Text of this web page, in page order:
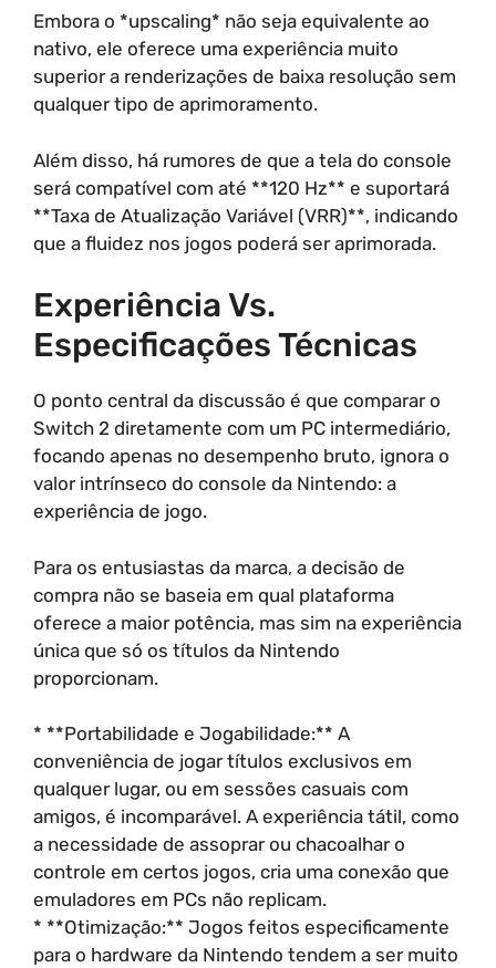
Embora o *upscaling* não seja equivalente ao
nativo, ele oferece uma experiência muito
superior a renderizações de baixa resolução sem
qualquer tipo de aprimoramento.
Além disso, há rumores de que a tela do console
será compatível com até **120 Hz** e suportará
**Taxa de Atualização Variável (VRR)**, indicando
que a fluidez nos jogos poderá ser aprimorada.
Experiência Vs.
Especificações Técnicas
O ponto central da discussão é que comparar o
Switch 2 diretamente com um PC intermediário,
focando apenas no desempenho bruto, ignora o
valor intrínseco do console da Nintendo: a
experiência de jogo.
Para os entusiastas da marca, a decisão de
compra não se baseia em qual plataforma
oferece a maior potência, mas sim na experiência
única que só os títulos da Nintendo
proporcionam.
* **Portabilidade e Jogabilidade:** A
conveniência de jogar títulos exclusivos em
qualquer lugar, ou em sessões casuais com
amigos, é incomparável. A experiência tátil, como
a necessidade de assoprar ou chacoalhar o
controle em certos jogos, cria uma conexão que
emuladores em PCs não replicam.
* **Otimização:** Jogos feitos especificamente
para o hardware da Nintendo tendem a ser muito